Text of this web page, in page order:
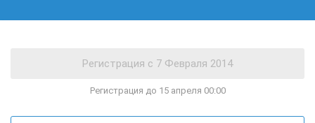
Регистрация до 15 апреля 00:00